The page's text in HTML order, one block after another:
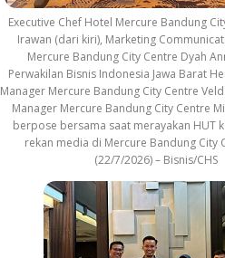
Executive Chef Hotel Mercure Bandung
Irawan (dari kiri), Marketing
Mercure Bandung City Centre Dyah
Perwakilan Bisnis Indonesia Jawa Barat
Manager Mercure Bandung City Centre
Manager Mercure Bandung City Centre
berpose bersama saat merayakan HUT
rekan media di Mercure Bandung City
(22/7/2026) – Bisnis/CHS